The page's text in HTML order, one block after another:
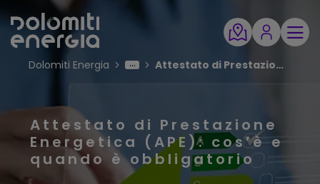
Dolomiti Energia Attestato di Prestazione Energetica (APE): cos’è e quando è obbligatorio
Attestato di Prestazione
Energetica (APE): cos’è e
quando è obbligatorio